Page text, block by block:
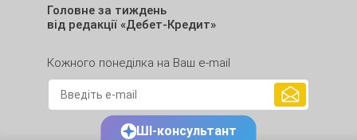
Головне за тиждень
від редакції «Дебет-Кредит»
Кожного понеділка на Ваш e-mail
ШІ-консультант